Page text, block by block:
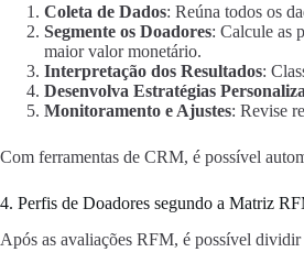
Coleta de Dados: Reúna todos os
Segmente os Doadores: Calcule as
maior valor monetário.
Interpretação dos Resultados:
Desenvolva Estratégias
Monitoramento e Ajustes: Revise
Com ferramentas de CRM, é possível
4. Perfis de Doadores segundo a Matriz
Após as avaliações RFM, é possível dividir